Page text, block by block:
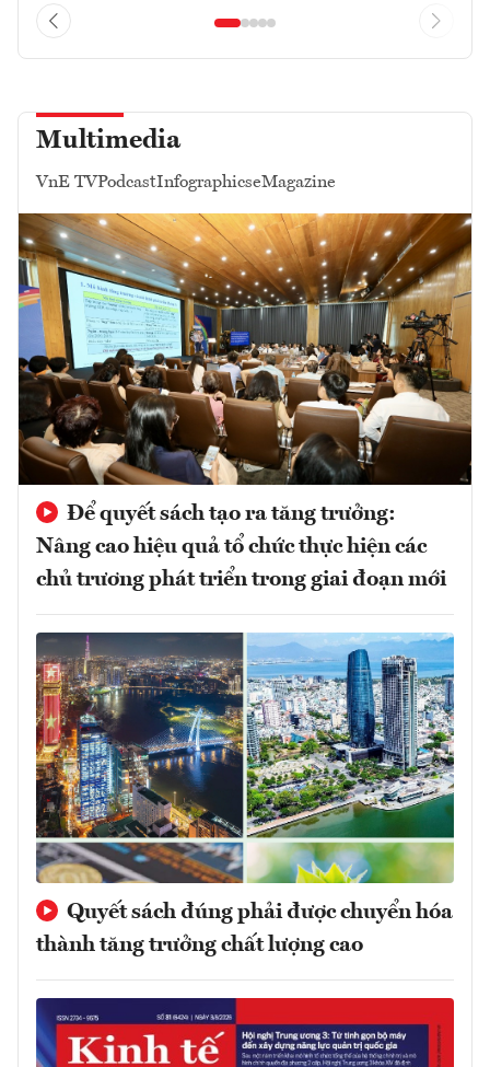
Multimedia
VnE TVPodcastInfographicseMagazine
Để quyết sách tạo ra tăng trưởng:
Nâng cao hiệu quả tổ chức thực hiện các
chủ trương phát triển trong giai đoạn mới
Quyết sách đúng phải được chuyển hóa
thành tăng trưởng chất lượng cao